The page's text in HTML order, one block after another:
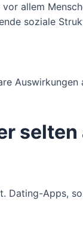
allem
soziale
Auswirkungen
selten
Dating-Apps,